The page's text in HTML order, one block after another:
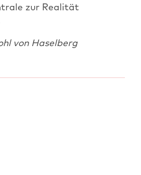
zur Realität
von Haselberg